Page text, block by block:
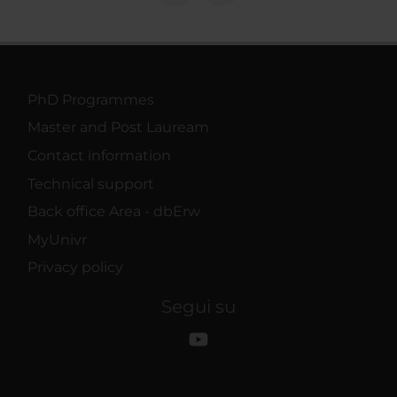
PhD Programmes
Master and Post Lauream
Contact information
Technical support
Back office Area - dbErw
MyUnivr
Privacy policy
Segui su